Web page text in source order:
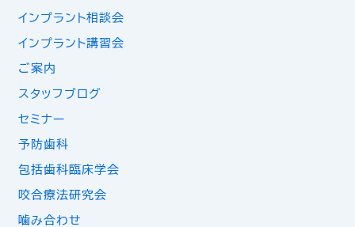
インプラント相談会
インプラント講習会
ご案内
スタッフブログ
セミナー
予防歯科
包括歯科臨床学会
咬合療法研究会
噛み合わせ